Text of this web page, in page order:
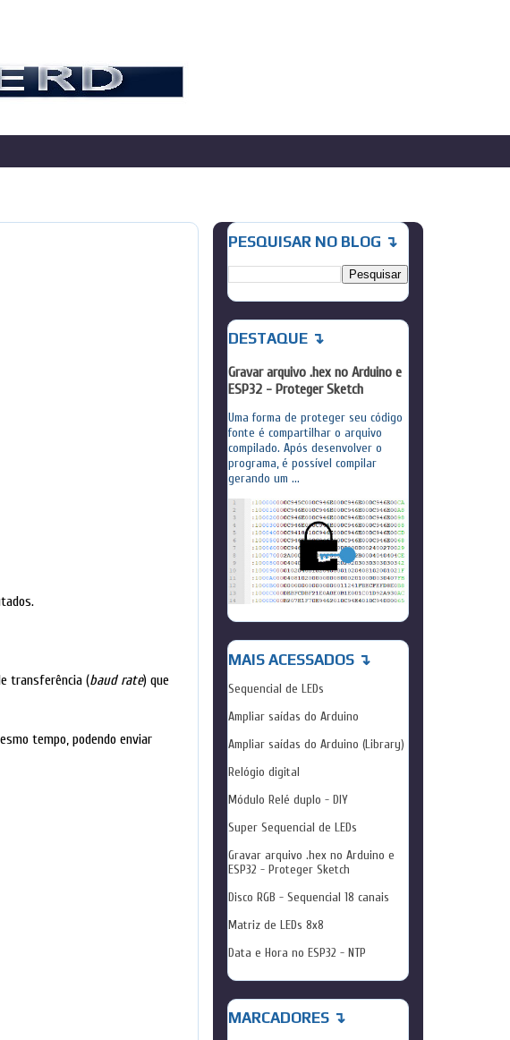
transferência (baud rate) que
tempo, podendo enviar
PESQUISAR NO BLOG ↴
DESTAQUE ↴
Gravar arquivo .hex no Arduino e
ESP32 - Proteger Sketch
Uma forma de proteger seu código
fonte é compartilhar o arquivo
compilado. Após desenvolver o
programa, é possível compilar
gerando um ...
MAIS ACESSADOS ↴
Sequencial de LEDs
Ampliar saídas do Arduino
Ampliar saídas do Arduino (Library)
Relógio digital
Módulo Relé duplo - DIY
Super Sequencial de LEDs
Gravar arquivo .hex no Arduino e
ESP32 - Proteger Sketch
Disco RGB - Sequencial 18 canais
Matriz de LEDs 8x8
Data e Hora no ESP32 - NTP
MARCADORES ↴